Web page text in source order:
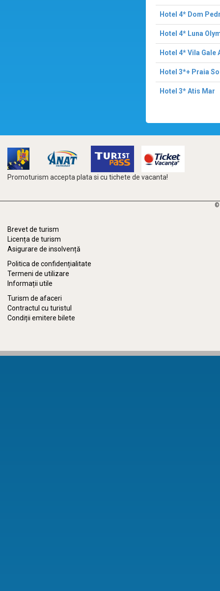
Hotel 4* Dom
Hotel 4* Luna
Hotel 4* Vila Gale
Hotel 3*+ Praia
Hotel 3* Atis Mar
Promoturism accepta plata si cu tichete de vacanta!
©
Brevet de turism
Licența de turism
Asigurare de insolvență
Politica de confidențialitate
Termeni de utilizare
Informații utile
Turism de afaceri
Contractul cu turistul
Condiții emitere bilete